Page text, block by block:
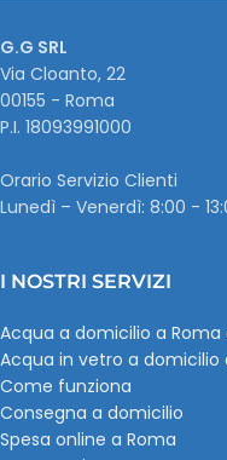
G.G SRL
Via Cloanto, 22
00155 - Roma
P.I. ‭18093991000
Orario Servizio Clienti
Lunedì – Venerdì: 8:00 -
I NOSTRI SERVIZI
Acqua a domicilio a Roma
Acqua in vetro a domicilio
Come funziona
Consegna a domicilio
Spesa online a Roma